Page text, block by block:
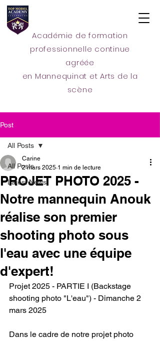
Académie de formation
professionnelle continue
agréée
en Mannequinat et Arts de la
scène
Post
All Posts
Latest News
All Posts
PROJET PHOTO 2025 -
Notre mannequin Anouk
réalise son premier
shooting photo sous
l'eau avec une équipe
d'expert!
Carine
2 mars 2025 1 min de lecture
Projet 2025 - PARTIE I (Backstage
shooting photo "L'eau") - Dimanche 2
mars 2025
Dans le cadre de notre projet photo